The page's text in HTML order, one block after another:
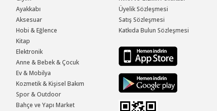
Ayakkabı
Aksesuar
Hobi & Eğlence
Kitap
Elektronik
Anne & Bebek & Çocuk
Ev & Mobilya
Kozmetik & Kişisel Bakım
Spor & Outdoor
Bahçe ve Yapı Market
Üyelik Sözleşmesi
Satış Sözleşmesi
Katkıda Bulun Sözleşmesi